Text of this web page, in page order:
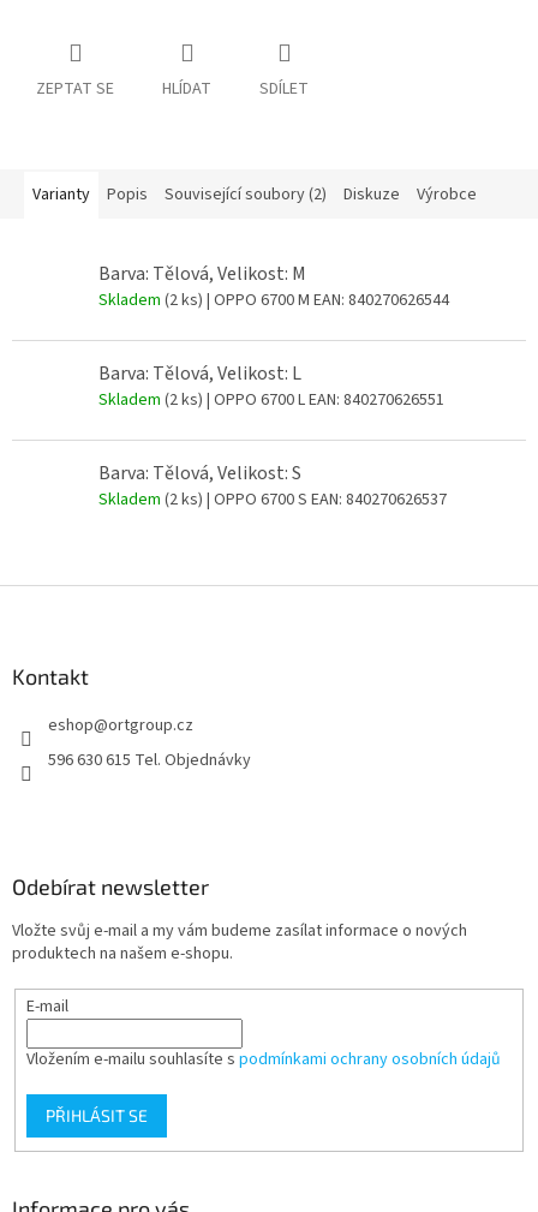
ZEPTAT SE HLÍDAT SDÍLET
Varianty Popis Související soubory (2) Diskuze Výrobce
Barva: Tělová, Velikost: M
Skladem (2 ks) | OPPO 6700 M EAN: 840270626544
Barva: Tělová, Velikost: L
Skladem (2 ks) | OPPO 6700 LEAN: 840270626551
Barva: Tělová, Velikost: S
Skladem (2 ks) | OPPO 6700 S EAN: 840270626537
Kontakt
eshop@ortgroup.cz
596 630 615 Tel. Objednávky
Odebírat newsletter
Vložte svůj e-mail a my vám budeme zasílat informace o nových
produktech na našem e-shopu.
E-mail
Vložením e-mailu souhlasíte s podmínkami ochrany osobních údajů
PŘIHLÁSIT SE